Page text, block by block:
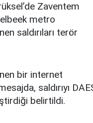
Zaventem
metro
saldırıları terör
bir internet
saldırıyı
belirtildi.